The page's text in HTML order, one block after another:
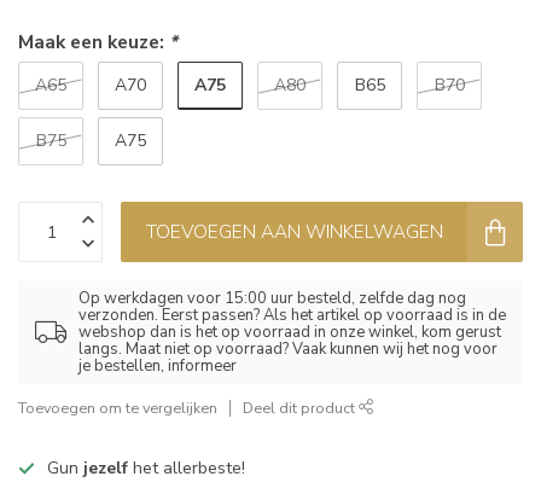
Maak een keuze: *
A65 A70 A75 A80 B65 B70
B75 A75
TOEVOEGEN AAN WINKELWAGEN
Op werkdagen voor 15:00 uur besteld, zelfde dag nog
verzonden. Eerst passen? Als het artikel op voorraad is in de
webshop dan is het op voorraad in onze winkel, kom gerust
langs. Maat niet op voorraad? Vaak kunnen wij het nog voor
je bestellen, informeer
Toevoegen om te vergelijken Deel dit product
Gun jezelf het allerbeste!